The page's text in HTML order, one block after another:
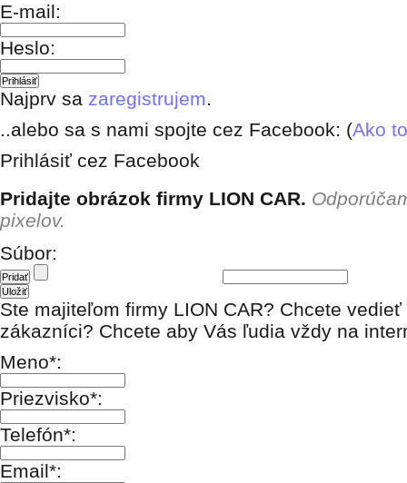
E-mail:
Heslo:
Najprv sa zaregistrujem.
..alebo sa s nami spojte cez Facebook: (Ako
Prihlásiť cez Facebook
Pridajte obrázok firmy LION CAR.
pixelov.
Súbor:
Ste majiteľom firmy LION CAR? Chcete
zákazníci? Chcete aby Vás ľudia vždy na
Meno*:
Priezvisko*:
Telefón*:
Email*: